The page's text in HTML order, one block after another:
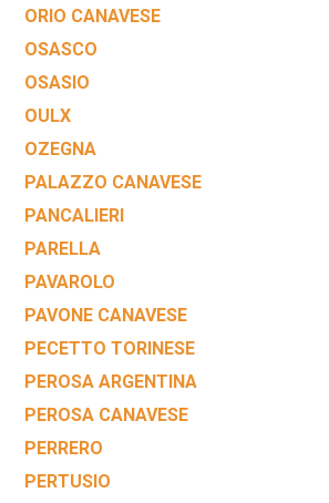
ORIO CANAVESE
OSASCO
OSASIO
OULX
OZEGNA
PALAZZO CANAVESE
PANCALIERI
PARELLA
PAVAROLO
PAVONE CANAVESE
PECETTO TORINESE
PEROSA ARGENTINA
PEROSA CANAVESE
PERRERO
PERTUSIO